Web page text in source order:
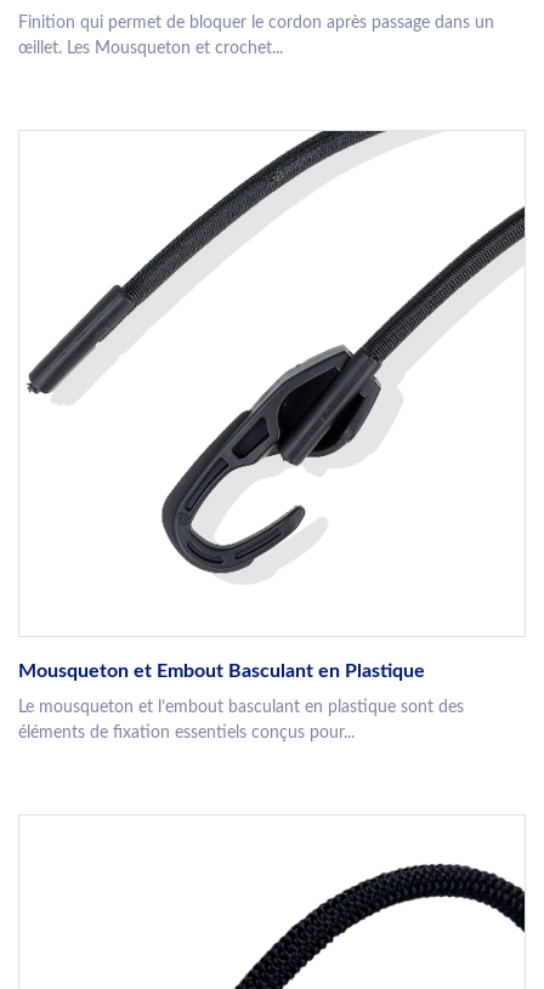
Finition qui permet de bloquer le cordon après passage dans un
œillet. Les Mousqueton et crochet...
Mousqueton et Embout Basculant en Plastique
Le mousqueton et l’embout basculant en plastique sont des
éléments de fixation essentiels conçus pour...